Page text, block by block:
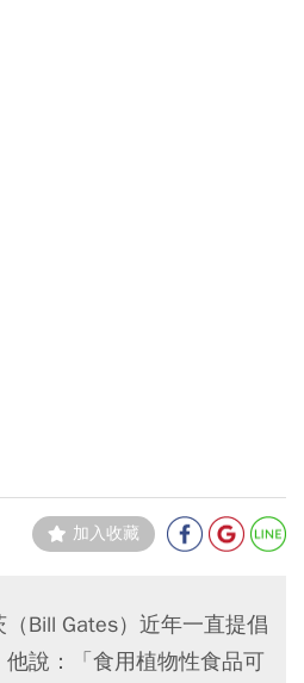
加入收藏
Bill Gates）近年一直提倡
他說：「食用植物性食品可